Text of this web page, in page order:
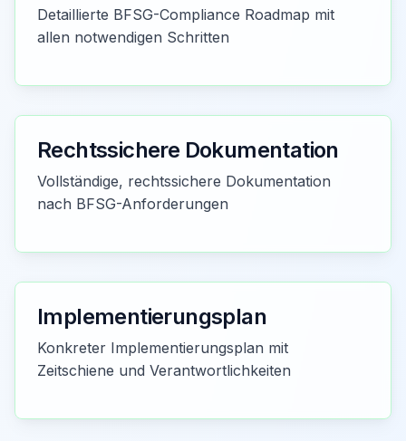
Detaillierte BFSG-Compliance Roadmap mit
allen notwendigen Schritten
Rechtssichere Dokumentation
Vollständige, rechtssichere Dokumentation
nach BFSG-Anforderungen
Implementierungsplan
Konkreter Implementierungsplan mit
Zeitschiene und Verantwortlichkeiten